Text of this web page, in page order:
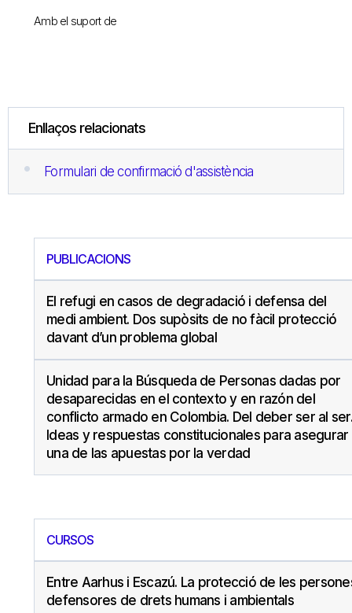
Amb el suport de
Enllaços relacionats
Formulari de confirmació d'assistència
PUBLICACIONS
El refugi en casos de degradació i defensa del
medi ambient. Dos supòsits de no fàcil protecció
davant d’un problema global
Unidad para la Búsqueda de Personas dadas por
desaparecidas en el contexto y en razón del
conflicto armado en Colombia. Del deber ser al ser.
Ideas y respuestas constitucionales para asegurar
una de las apuestas por la verdad
CURSOS
Entre Aarhus i Escazú. La protecció de les
defensores de drets humans i ambientals